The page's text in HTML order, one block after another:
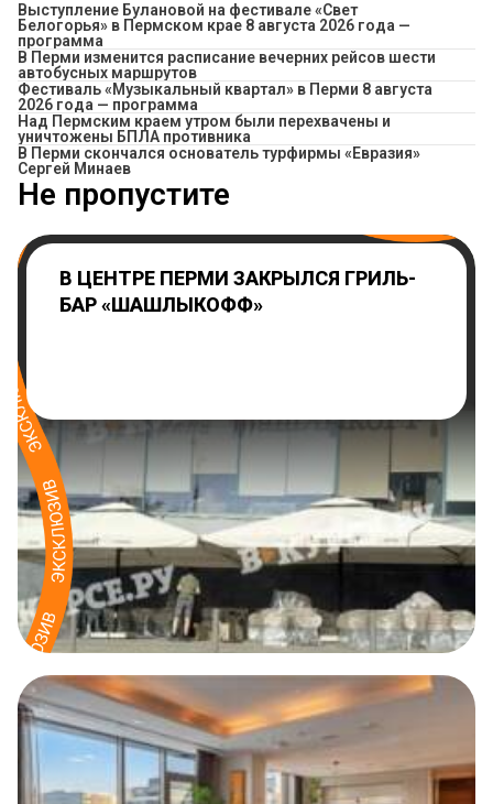
Выступление Булановой на фестивале «Свет
Белогорья» в Пермском крае 8 августа 2026 года —
программа
​В Перми изменится расписание вечерних рейсов шести
автобусных маршрутов
Фестиваль «Музыкальный квартал» в Перми 8 августа
2026 года — программа
Над Пермским краем утром были перехвачены и
уничтожены БПЛА противника
В Перми скончался основатель турфирмы «Евразия»
Сергей Минаев
Не пропустите
В ЦЕНТРЕ ПЕРМИ ЗАКРЫЛСЯ ГРИЛЬ-
БАР «ШАШЛЫКОФФ»